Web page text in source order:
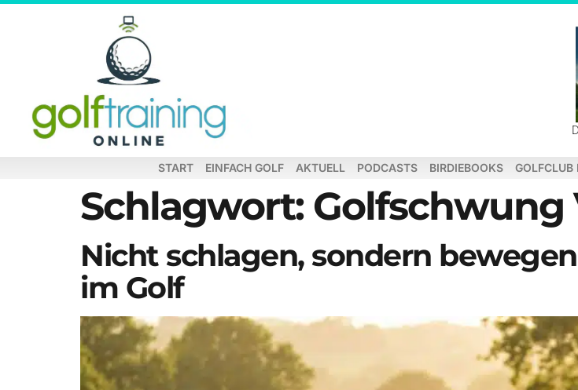
START EINFACH GOLF AKTUELL PODCASTS BIRDIEBOOKS GOLFCLUB
Schlagwort: Golfschwung
Nicht schlagen, sondern
im Golf